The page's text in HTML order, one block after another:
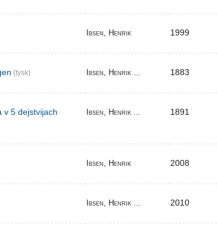
Ibsen, Henrik 1999
(tysk) Ibsen, Henrik ... 1883
v 5 dejstvijach Ibsen, Henrik ... 1891
Ibsen, Henrik 2008
Ibsen, Henrik ... 2010